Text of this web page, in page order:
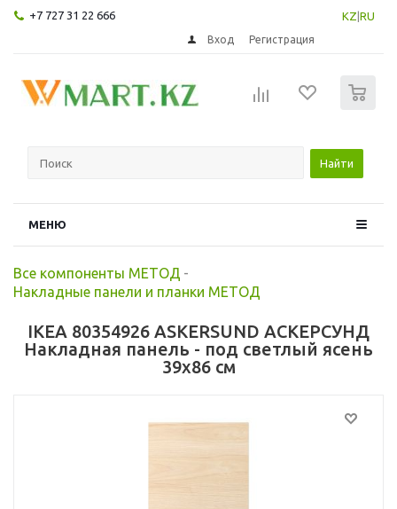
+7 727 31 22 666 KZ RU
Вход Регистрация
Найти
МЕНЮ
Все компоненты МЕТОД -
Накладные панели и планки МЕТОД
IKEA 80354926 ASKERSUND АСКЕРСУНД
Накладная панель - под светлый ясень
39x86 см